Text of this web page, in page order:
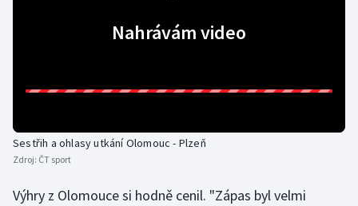
Plážový volejbal
Nahrávám video
Sestřih a ohlasy utkání Olomouc - Plzeň
Zdroj: ČT sport
Výhry z Olomouce si hodně cenil. "Zápas byl velmi